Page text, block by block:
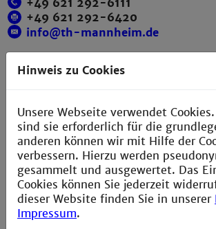
+49 621 292-6111
+49 621 292-6420
info@th-mannheim.de
Social Media
Hinweis zu Cookies
Unsere Webseite verwendet
sind sie erforderlich für die
anderen können wir mit Hilfe der
verbessern. Hierzu werden
gesammelt und ausgewertet. Das
Cookies können Sie jederzeit
dieser Website finden Sie in unserer
Impressum.